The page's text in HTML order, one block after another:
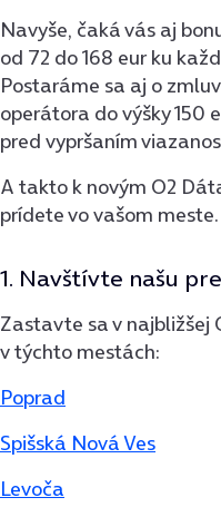
Navyše, čaká vás aj
od 72 do 168 eur ku
Postaráme sa aj o
operátora do výšky 150
pred vypršaním
A takto k novým O2
prídete vo vašom meste.
1. Navštívte našu
Zastavte sa v najbližšej
v týchto mestách:
Poprad
Spišská Nová Ves
Levoča